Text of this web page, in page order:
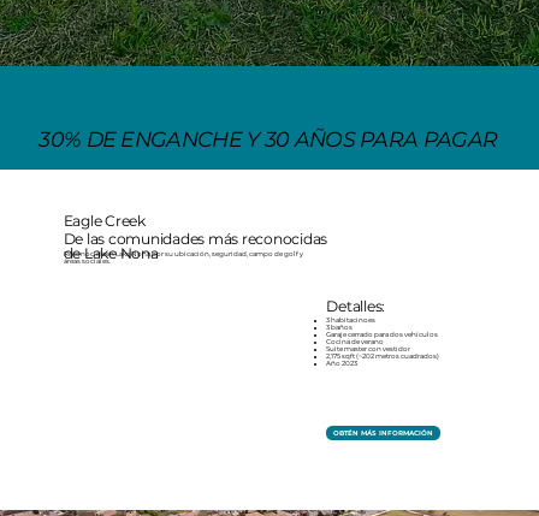
30% DE ENGANCHE Y 30 AÑOS PARA PAGAR
Eagle Creek
De las comunidades más reconocidas
de Lake Nona
Reconocida en Lake Nona por su ubicación, seguridad, campo de golf y
áreas sociales.
Detalles:
3 habitacinoes
3 baños
Garaje cerrado para dos vehículos
Cocina de verano
Suite master con vestidor
2,175 sqft (~202 metros cuadrados)
Año 2023
OBTÉN MÁS INFORMACIÓN